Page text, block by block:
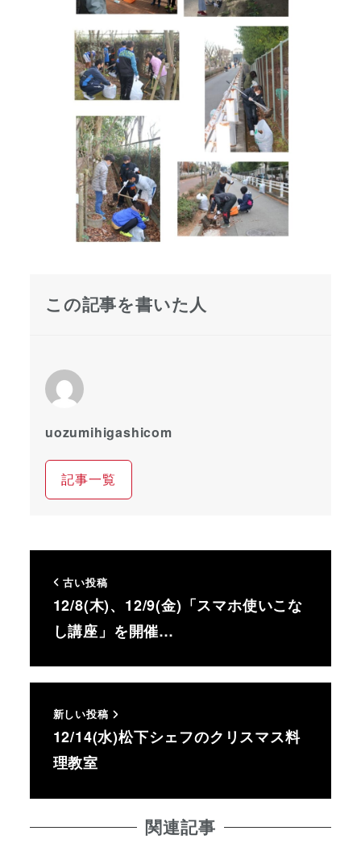
この記事を書いた人
uozumihigashicom
記事一覧
古い投稿
12/8(木)、12/9(金)「スマホ使いこな
し講座」を開催…
新しい投稿
12/14(水)松下シェフのクリスマス料
理教室
関連記事